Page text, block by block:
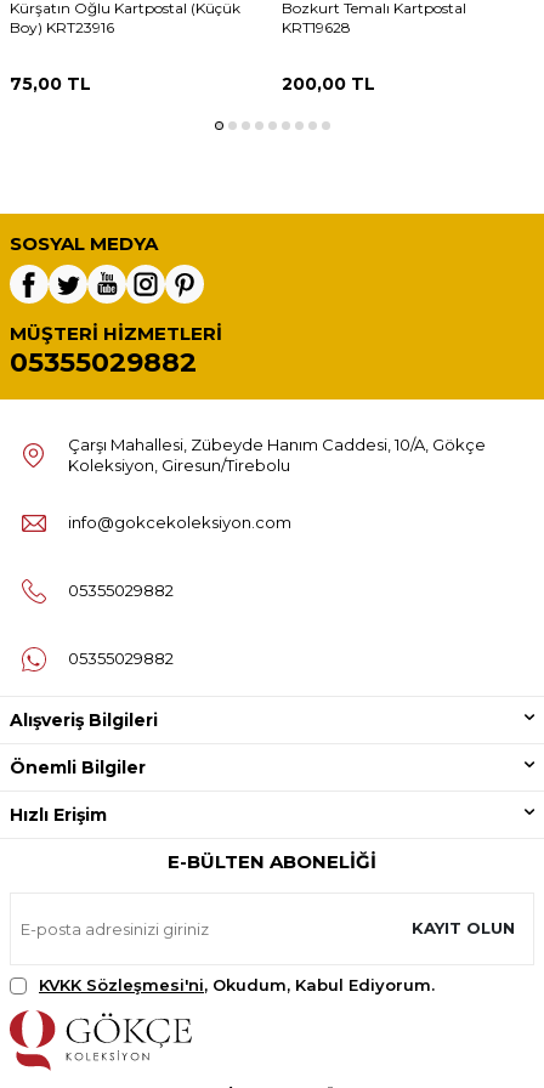
Kürşatın Oğlu Kartpostal (Küçük
Boy) KRT23916
75,00 TL
Bozkurt Temalı Kartpostal
KRT19628
200,00TL
SOSYAL MEDYA
MÜŞTERI HIZMETLERI
05355029882
Çarşı Mahallesi, Zübeyde Hanım Caddesi, 10/A, Gökçe
Koleksiyon, Giresun/Tirebolu
info@gokcekoleksiyon.com
05355029882
05355029882
Alışveriş Bilgileri
Önemli Bilgiler
Hızlı Erişim
E-BÜLTEN ABONELIĞI
KAYIT OLUN
KVKK Sözleşmesi'ni, Okudum, Kabul Ediyorum.